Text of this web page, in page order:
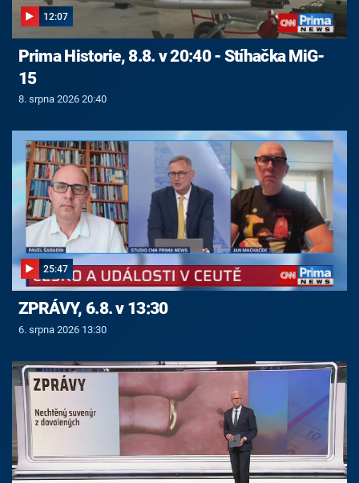
12:07
Prima Historie, 8.8. v 20:40 - Stíhačka MiG-
15
8. srpna 2026 20:40
25:47
ZPRÁVY, 6.8. v 13:30
6. srpna 2026 13:30